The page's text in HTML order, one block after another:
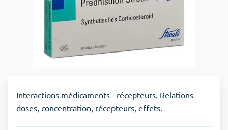
Interactions médicaments - récepteurs. Relations
doses, concentration, récepteurs, effets.